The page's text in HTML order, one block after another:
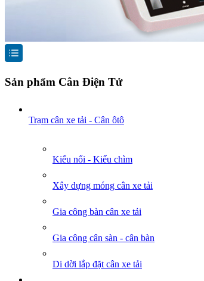
Sản phẩm Cân Điện Tử
Trạm cân xe tải - Cân ôtô
Kiểu nổi - Kiểu chìm
Xây dựng móng cân xe tải
Gia công bàn cân xe tải
Gia công cân sàn - cân bàn
Di dời lắp đặt cân xe tải